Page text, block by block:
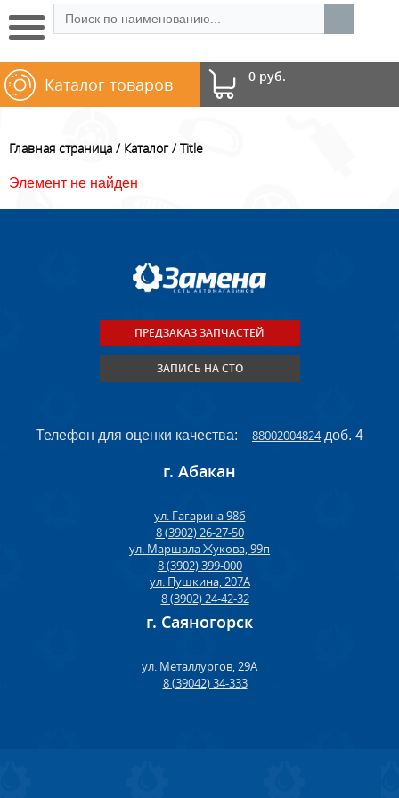
0 руб.
Каталог товаров
Главная страница Каталог Title
Элемент не найден
ПРЕДЗАКАЗ ЗАПЧАСТЕЙ
ЗАПИСЬ НА СТО
Телефон для оценки качества: 88002004824доб. 4
г. Абакан
ул. Гагарина 98б
8 (3902) 26-27-50
ул. Маршала Жукова, 99п
8 (3902) 399-000
ул. Пушкина, 207А
8 (3902) 24-42-32
г. Саяногорск
ул. Металлургов, 29А
8 (39042) 34-333